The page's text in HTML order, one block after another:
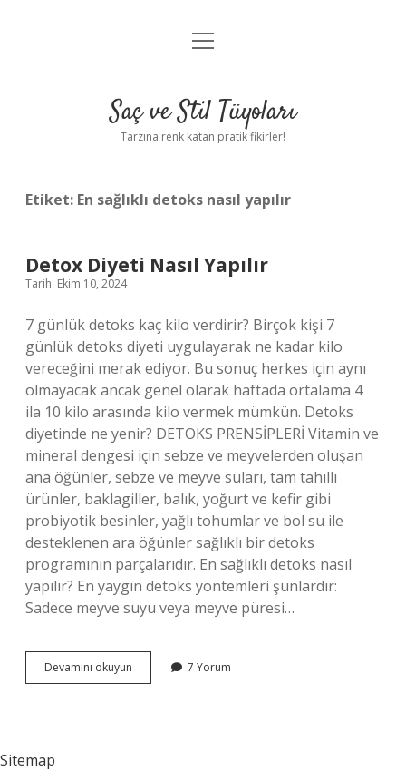
Anasayfa
Yasal Uyarı
menüyü
Saç ve Stil Tüyoları
Tarzına renk katan pratik fikirler!
Etiket: En sağlıklı detoks nasıl yapılır
Detox Diyeti Nasıl Yapılır
Tarih: Ekim 10, 2024
7 günlük detoks kaç kilo verdirir? Birçok kişi 7
günlük detoks diyeti uygulayarak ne kadar kilo
vereceğini merak ediyor. Bu sonuç herkes için aynı
olmayacak ancak genel olarak haftada ortalama 4
ila 10 kilo arasında kilo vermek mümkün. Detoks
diyetinde ne yenir? DETOKS PRENSİPLERİ Vitamin ve
mineral dengesi için sebze ve meyvelerden oluşan
ana öğünler, sebze ve meyve suları, tam tahıllı
ürünler, baklagiller, balık, yoğurt ve kefir gibi
probiyotik besinler, yağlı tohumlar ve bol su ile
desteklenen ara öğünler sağlıklı bir detoks
programının parçalarıdır. En sağlıklı detoks nasıl
yapılır? En yaygın detoks yöntemleri şunlardır:
Sadece meyve suyu veya meyve püresi…
Devamını okuyun
Diyeti
7 Yorum
Sitemap